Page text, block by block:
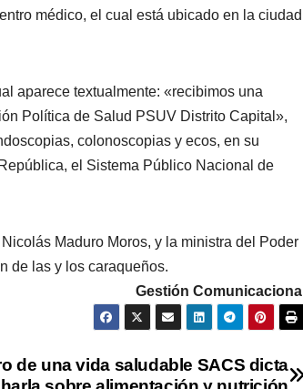
médico, el cual está ubicado en la ciudad
aparece textualmente: «recibimos una
Política de Salud PSUV Distrito Capital»,
colonoscopias y ecos, en su
e l Sistema Público Nacional de
Maduro Moros, y la ministra del Poder
de las y los caraqueños.
Gestión Comunicacional
de una vida saludable SACS dicta